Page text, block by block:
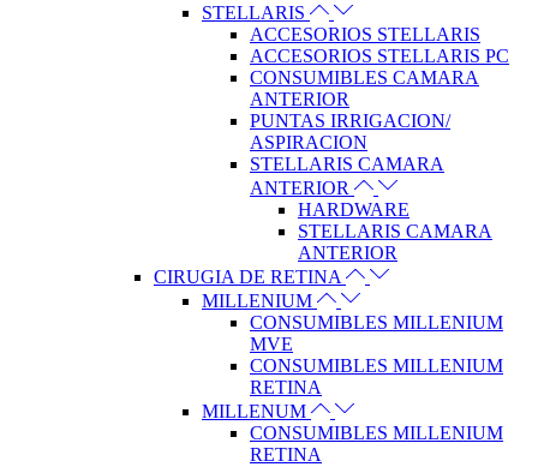
STELLARIS
ACCESORIOS STELLARIS
ACCESORIOS STELLARIS PC
CONSUMIBLES CAMARA
ANTERIOR
PUNTAS IRRIGACION/
ASPIRACION
STELLARIS CAMARA
ANTERIOR
HARDWARE
STELLARIS CAMARA
ANTERIOR
CIRUGIA DE RETINA
MILLENIUM
CONSUMIBLES MILLENIUM
MVE
CONSUMIBLES MILLENIUM
RETINA
MILLENUM
CONSUMIBLES MILLENIUM
RETINA